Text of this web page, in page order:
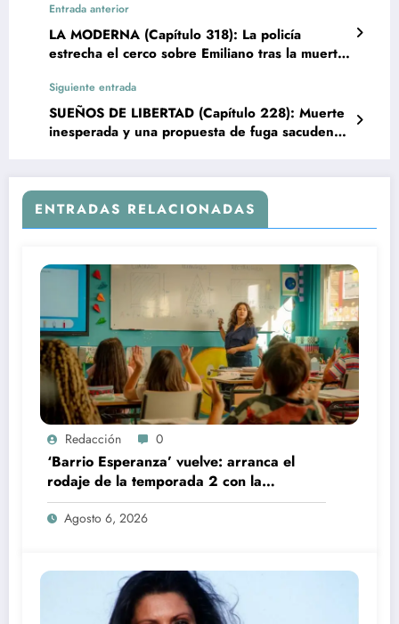
Entrada anterior
LA MODERNA (Capítulo 318): La policía
estrecha el cerco sobre Emiliano tras la muerte
Siguiente entrada
SUEÑOS DE LIBERTAD (Capítulo 228): Muerte
inesperada y una propuesta de fuga sacuden
ENTRADAS RELACIONADAS
Redacción 0
‘Barrio Esperanza’ vuelve: arranca el
rodaje de la temporada 2 con la
incorporación de María Castro
Agosto 6, 2026